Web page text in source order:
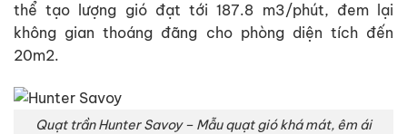
thể tạo lượng gió đạt tới 187.8 m3/phút, đem lại
không gian thoáng đãng cho phòng diện tích đến
20m2.
Quạt trần Hunter Savoy – Mẫu quạt gió khá mát, êm ái